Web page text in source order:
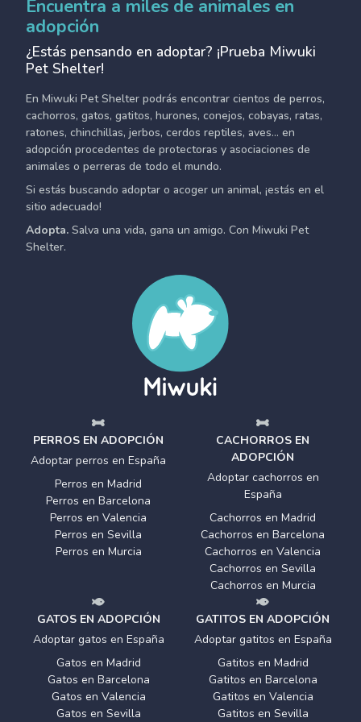
Encuentra a miles de animales en
adopción
¿Estás pensando en adoptar? ¡Prueba Miwuki
Pet Shelter!
En Miwuki Pet Shelter podrás encontrar cientos de perros,
cachorros, gatos, gatitos, hurones, conejos, cobayas, ratas,
ratones, chinchillas, jerbos, cerdos reptiles, aves... en
adopción procedentes de protectoras y asociaciones de
animales o perreras de todo el mundo.
Si estás buscando adoptar o acoger un animal, ¡estás en el
sitio adecuado!
Adopta. Salva una vida, gana un amigo. Con Miwuki Pet
Shelter.
PERROS EN ADOPCIÓN
Adoptar perros en España
Perros en Madrid
Perros en Barcelona
Perros en Valencia
Perros en Sevilla
Perros en Murcia
CACHORROS EN
ADOPCIÓN
Adoptar cachorros en
España
Cachorros en Madrid
Cachorros en Barcelona
Cachorros en Valencia
Cachorros en Sevilla
Cachorros en Murcia
GATOS EN ADOPCIÓN
Adoptar gatos en España
Gatos en Madrid
Gatos en Barcelona
Gatos en Valencia
Gatos en Sevilla
GATITOS EN ADOPCIÓN
Adoptar gatitos en España
Gatitos en Madrid
Gatitos en Barcelona
Gatitos en Valencia
Gatitos en Sevilla